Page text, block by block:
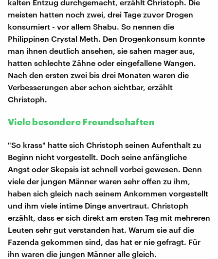
kalten Entzug durchgemacht, erzählt Christoph. Die
meisten hatten noch zwei, drei Tage zuvor Drogen
konsumiert - vor allem Shabu. So nennen die
Philippinen Crystal Meth. Den Drogenkonsum konnte
man ihnen deutlich ansehen, sie sahen mager aus,
hatten schlechte Zähne oder eingefallene Wangen.
Nach den ersten zwei bis drei Monaten waren die
Verbesserungen aber schon sichtbar, erzählt
Christoph.
Viele besondere Freundschaften
"So krass" hatte sich Christoph seinen Aufenthalt zu
Beginn nicht vorgestellt. Doch seine anfängliche
Angst oder Skepsis ist schnell vorbei gewesen. Denn
viele der jungen Männer waren sehr offen zu ihm,
haben sich gleich nach seinem Ankommen vorgestellt
und ihm viele intime Dinge anvertraut. Christoph
erzählt, dass er sich direkt am ersten Tag mit mehreren
Leuten sehr gut verstanden hat. Warum sie auf die
Fazenda gekommen sind, das hat er nie gefragt. Für
ihn waren die jungen Männer alle gleich.